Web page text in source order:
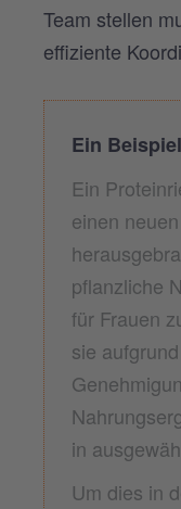
Team stellen
effiziente
Ein
Ein
einen
pflanzliche
für Frauen
sie
in
Um dies in